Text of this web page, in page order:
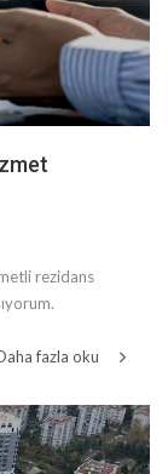
rezidans
fazla oku